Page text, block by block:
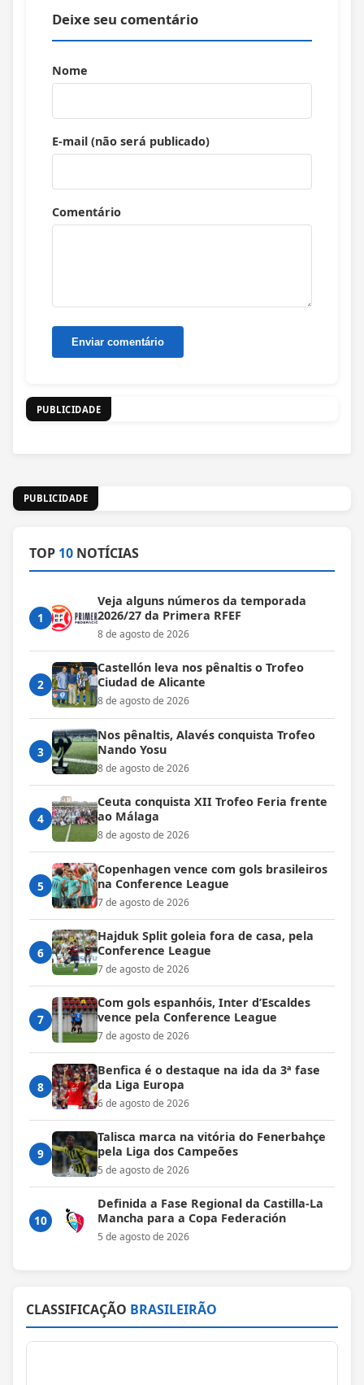
Deixe seu comentário
Nome
E-mail (não será publicado)
Comentário
PUBLICIDADE
PUBLICIDADE
TOP 10 NOTÍCIAS
1
Veja alguns números da temporada
2026/27 da Primera RFEF
8 de agosto de 2026
2
Castellón leva nos pênaltis o Trofeo
Ciudad de Alicante
8 de agosto de 2026
3
Nos pênaltis, Alavés conquista Trofeo
Nando Yosu
8 de agosto de 2026
4
Ceuta conquista XII Trofeo Feria frente
ao Málaga
8 de agosto de 2026
5
Copenhagen vence com gols brasileiros
na Conference League
7 de agosto de 2026
6
Hajduk Split goleia fora de casa, pela
Conference League
7 de agosto de 2026
7
Com gols espanhóis, Inter d’Escaldes
vence pela Conference League
7 de agosto de 2026
8
Benfica é o destaque na ida da 3ª fase
da Liga Europa
6 de agosto de 2026
9
Talisca marca na vitória do Fenerbahçe
pela Liga dos Campeões
5 de agosto de 2026
10
Definida a Fase Regional da Castilla-La
Mancha para a Copa Federación
5 de agosto de 2026
CLASSIFICAÇÃO BRASILEIRÃO